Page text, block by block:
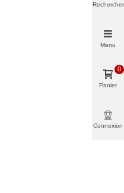
Rechercher
Menu
Panier
0
Connexion